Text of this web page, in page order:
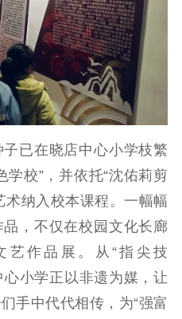
非
作
电影市场
建
学习在线
才
职称评审
资源
务
已在晓店中心小学枝繁
学校”，并依托“沈佑莉剪
术纳入校本课程。一幅幅
，不仅在校园文化长廊
艺作品展。从“指尖技
心小学正以非遗为媒，让
手中代代相传，为“强富